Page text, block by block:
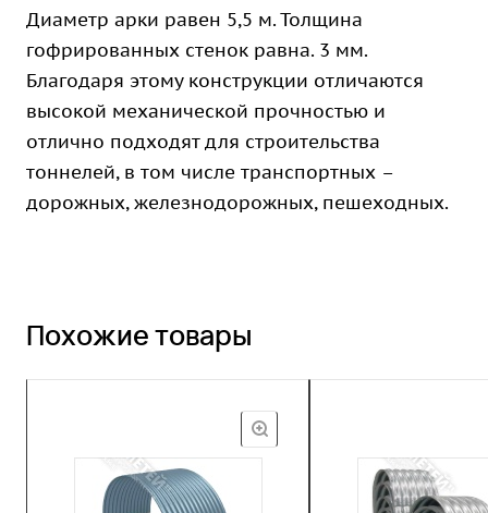
Диаметр арки равен 5,5 м. Толщина
гофрированных стенок равна. 3 мм.
Благодаря этому конструкции отличаются
высокой механической прочностью и
отлично подходят для строительства
тоннелей, в том числе транспортных –
дорожных, железнодорожных, пешеходных.
Похожие товары